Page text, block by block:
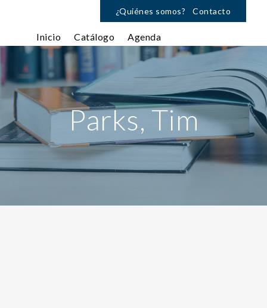
¿Quiénes somos? Contacto
Inicio Catálogo Agenda
Parks, Tim